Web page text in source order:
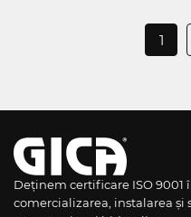
1
Deținem certificare ISO
comercializarea, instalarea